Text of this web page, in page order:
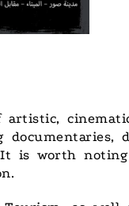
artistic,
It is worth